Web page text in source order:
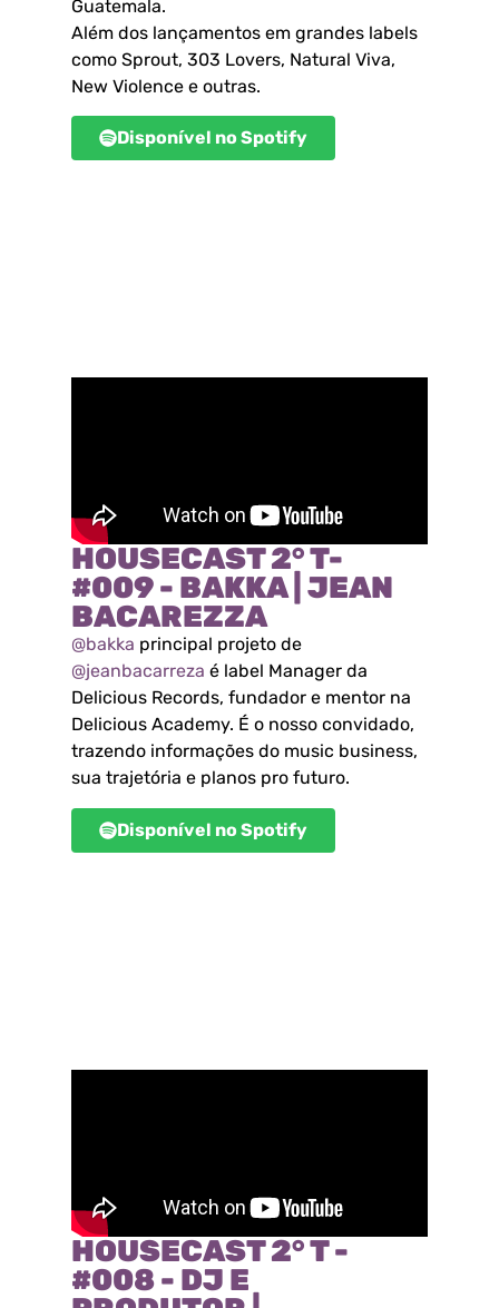
Guatemala.
Além dos lançamentos em grandes labels
como Sprout, 303 Lovers, Natural Viva,
New Violence e outras.
Disponível no Spotify
HOUSECAST 2° T-
#009 - BAKKA | JEAN
BACAREZZA
@bakka principal projeto de
@jeanbacarreza é label Manager da
Delicious Records, fundador e mentor na
Delicious Academy. É o nosso convidado,
trazendo informações do music business,
sua trajetória e planos pro futuro.
Disponível no Spotify
HOUSECAST 2° T -
#008 - DJ E